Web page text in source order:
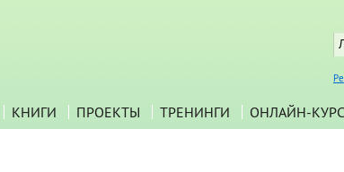
КНИГИ ПРОЕКТЫ ТРЕНИНГИ ОНЛАЙН-